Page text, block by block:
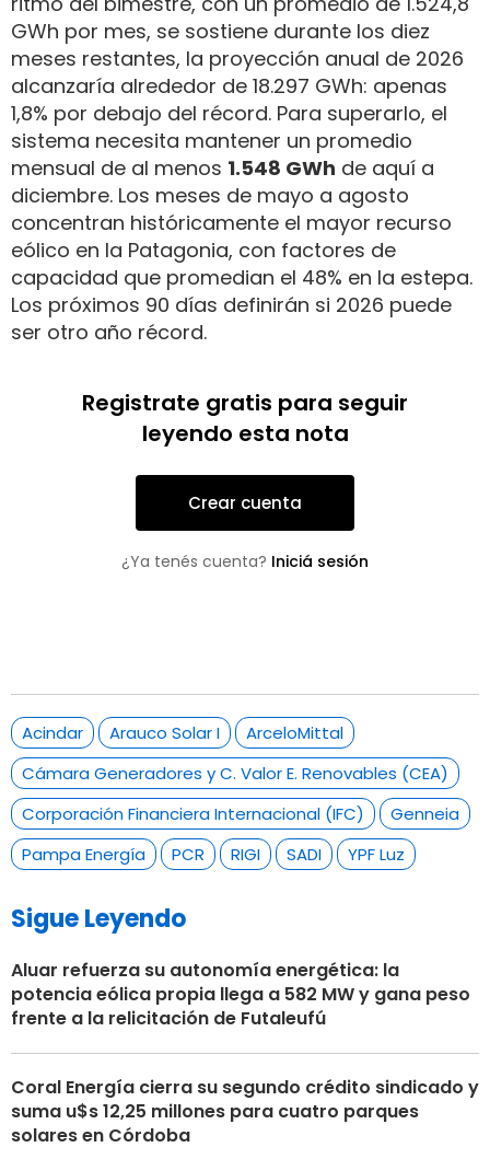
GWh por mes, se sostiene durante los diez
meses restantes, la proyección anual de 2026
alcanzaría alrededor de 18.297 GWh: apenas
1,8% por debajo del récord. Para superarlo, el
sistema necesita mantener un promedio
mensual de al menos 1.548 GWh de aquí a
diciembre. Los meses de mayo a agosto
concentran históricamente el mayor recurso
eólico en la Patagonia, con factores de
capacidad que promedian el 48% en la estepa.
Los próximos 90 días definirán si 2026 puede
ser otro año récord.
Registrate gratis para seguir
leyendo esta nota
Crear cuenta
¿Ya tenés cuenta? Iniciá sesión
Acindar Arauco Solar I
ArceloMittal
Cámara Generadores y C. Valor E. Renovables (CEA)
Corporación Financiera Internacional (IFC)
Genneia
Pampa Energía
PCR RIGI SADI YPF Luz
Sigue Leyendo
Aluar refuerza su autonomía energética: la
potencia eólica propia llega a 582 MW y gana peso
frente a la relicitación de Futaleufú
Coral Energía cierra su segundo crédito sindicado y
suma u$s 12,25 millones para cuatro parques
solares en Córdoba